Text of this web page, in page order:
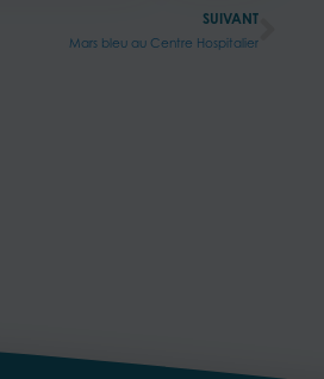
SUIVANT
Mars bleu au Centre Hospitalier